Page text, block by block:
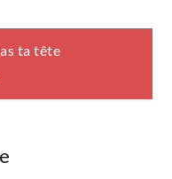
ta tête